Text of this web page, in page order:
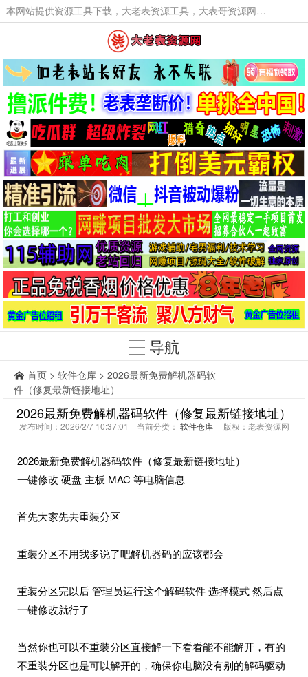
本网站提供资源工具下载，大老表资源工具，大表哥资源网软件工具，大老表资源下载，活动线报福利资源分享,活动线报，大型网游经典游戏，网络热门技术游戏辅助交流与分享。
导航
首页 > 软件仓库 > 2026最新免费解机器码软
件（修复最新链接地址）
2026最新免费解机器码软件（修复最新链接地址）
发布时间：2026/2/7 10:37:01 当前分类： 软件仓库版权：老表资源网
2026最新免费解机器码软件（修复最新链接地址）
一键修改 硬盘 主板 MAC 等电脑信息
首先大家先去重装分区
重装分区不用我多说了吧解机器码的应该都会
重装分区完以后 管理员运行这个解码软件 选择模式 然后点
一键修改就行了
当然你也可以不重装分区直接解一下看看能不能解开，有的
不重装分区也是可以解开的，确保你电脑没有别的解码驱动